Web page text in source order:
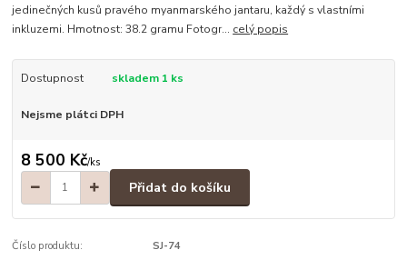
jedinečných kusů pravého myanmarského jantaru, každý s vlastními
inkluzemi. Hmotnost: 38.2 gramu Fotogr... celý popis
Dostupnost skladem 1 ks
Nejsme plátci DPH
8 500 Kč/ks
Přidat do košíku
Číslo produktu: SJ-74